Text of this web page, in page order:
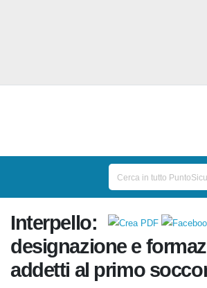
Interpello:
designazione e
degli addetti al primo